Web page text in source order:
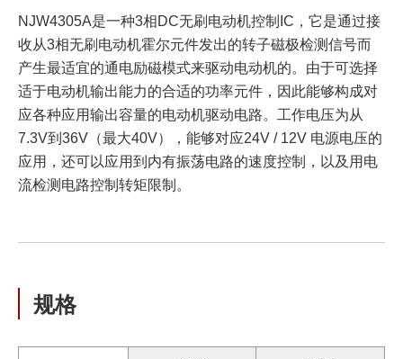
NJW4305A是一种3相DC无刷电动机控制IC，它是通过接
收从3相无刷电动机霍尔元件发出的转子磁极检测信号而
产生最适宜的通电励磁模式来驱动电动机的。由于可选择
适于电动机输出能力的合适的功率元件，因此能够构成对
应各种应用输出容量的电动机驱动电路。工作电压为从
7.3V到36V（最大40V），能够对应24V / 12V 电源电压的
应用，还可以应用到内有振荡电路的速度控制，以及用电
流检测电路控制转矩限制。
规格